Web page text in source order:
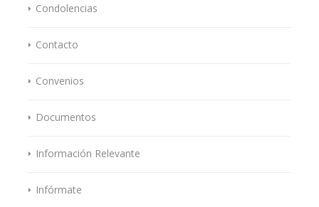
Condolencias
Contacto
Convenios
Documentos
Información Relevante
Infórmate